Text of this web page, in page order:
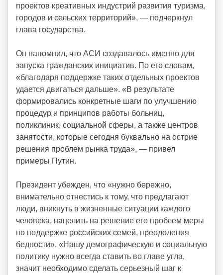
проектов креативных индустрий развития туризма,
городов и сельских территорий», — подчеркнул
глава государства.
Он напомнил, что АСИ создавалось именно для
запуска гражданских инициатив. По его словам,
«благодаря поддержке таких отдельных проектов
удается двигаться дальше». «В результате
формировались конкретные шаги по улучшению
процедур и принципов работы больниц,
поликлиник, социальной сферы, а также центров
занятости, которые сегодня буквально на острие
решения проблем рынка труда», — привел
примеры Путин.
Президент убежден, что «нужно бережно,
внимательно отнестись к тому, что предлагают
люди, вникнуть в жизненные ситуации каждого
человека, нацелить на решение его проблем меры
по поддержке российских семей, преодоления
бедности». «Нашу демографическую и социальную
политику нужно всегда ставить во главе угла,
значит необходимо сделать серьезный шаг к